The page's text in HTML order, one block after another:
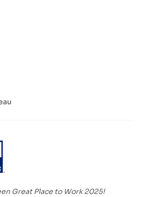
Great Place to Work 2025!